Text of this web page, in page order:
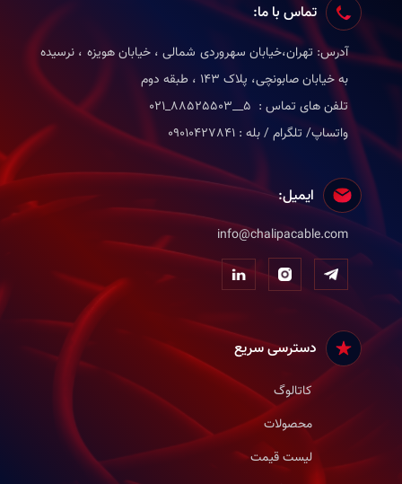
تماس با ما:
آدرس: تهران،خیابان سهروردی شمالی ، خیابان هویزه ، نرسیده
به خیابان صابونچی، پلاک 143 ، طبقه دوم
تلفن های تماس : 5__88525503_021
واتساپ/ تلگرام / بله : 09010427841
ایمیل:
info@chalipacable.com
دسترسی سریع
کاتالوگ
محصولات
لیست قیمت